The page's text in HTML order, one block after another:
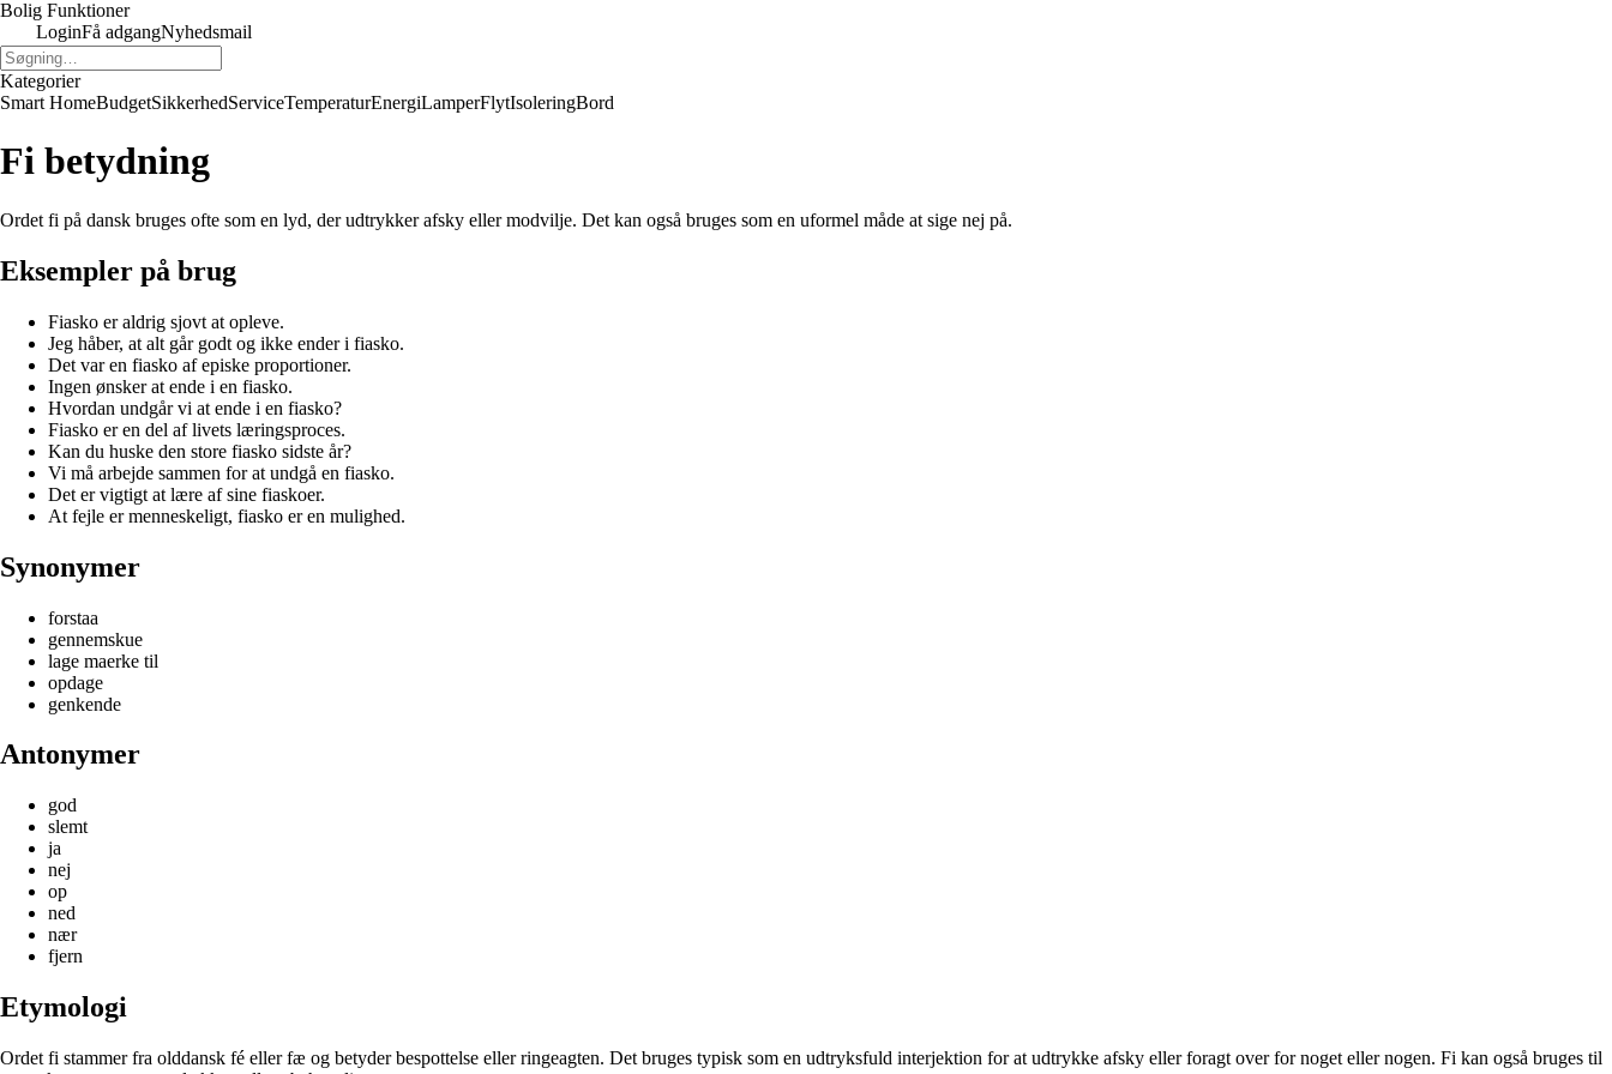
Bolig Funktioner
LoginFå adgangNyhedsmail
Kategorier
Smart HomeBudgetSikkerhedServiceTemperaturEnergiLamperFlytIsoleringBord
Fi betydning
Ordet fi på dansk bruges ofte som en lyd, der udtrykker afsky eller modvilje. Det kan også bruges som en uformel måde at sige nej på.
Eksempler på brug
Fiasko er aldrig sjovt at opleve.
Jeg håber, at alt går godt og ikke ender i fiasko.
Det var en fiasko af episke proportioner.
Ingen ønsker at ende i en fiasko.
Hvordan undgår vi at ende i en fiasko?
Fiasko er en del af livets læringsproces.
Kan du huske den store fiasko sidste år?
Vi må arbejde sammen for at undgå en fiasko.
Det er vigtigt at lære af sine fiaskoer.
At fejle er menneskeligt, fiasko er en mulighed.
Synonymer
forstaa
gennemskue
lage maerke til
opdage
genkende
Antonymer
god
slemt
ja
nej
op
ned
nær
fjern
Etymologi
Ordet fi stammer fra olddansk fé eller fæ og betyder bespottelse eller ringeagten. Det bruges typisk som en udtryksfuld interjektion for at udtrykke afsky eller foragt over for noget eller nogen. Fi kan også bruges til